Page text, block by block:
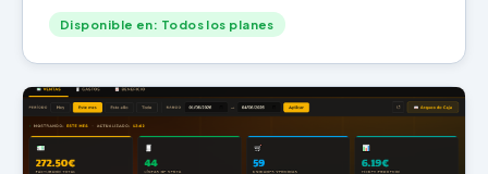
Disponible en: Todos los planes